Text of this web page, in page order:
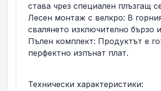
става чрез специален плъзгащ
Лесен монтаж с велкро: В
свалянето изключително бързо
Пълен комплект: Продуктът е
перфектно изпънат плат.
Технически характеристики: